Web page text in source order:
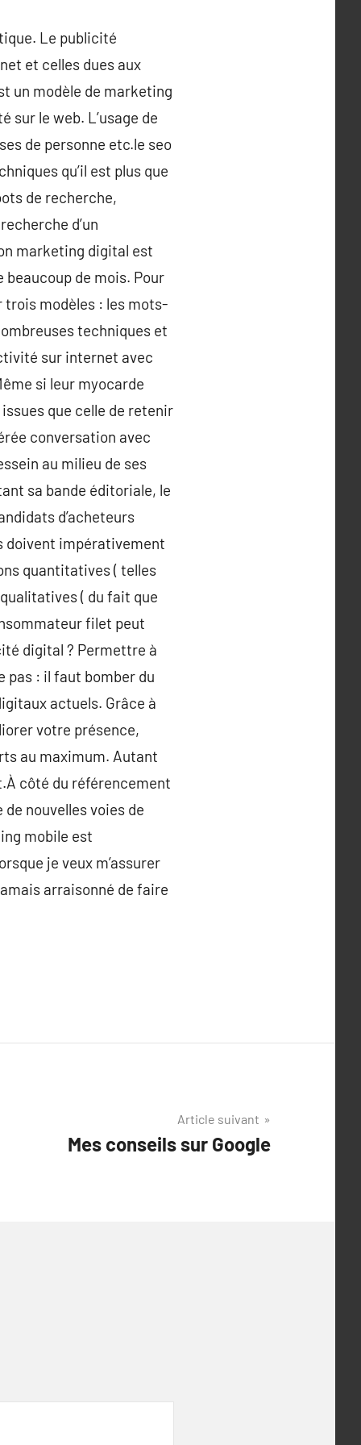
Le publicité
et celles dues aux
un modèle de marketing
sur le web. L’usage de
de personne etc.le seo
qu’il est plus que
de recherche,
d’un
marketing digital est
beaucoup de mois. Pour
modèles : les mots-
techniques et
sur internet avec
si leur myocarde
issues que celle de retenir
conversation avec
au milieu de ses
sa bande éditoriale, le
d’acheteurs
doivent impérativement
quantitatives ( telles
( du fait que
filet peut
digital ? Permettre à
pas : il faut bomber du
actuels. Grâce à
votre présence,
au maximum. Autant
côté du référencement
nouvelles voies de
mobile est
je veux m’assurer
arraisonné de faire
Article suivant
Mes conseils sur Google